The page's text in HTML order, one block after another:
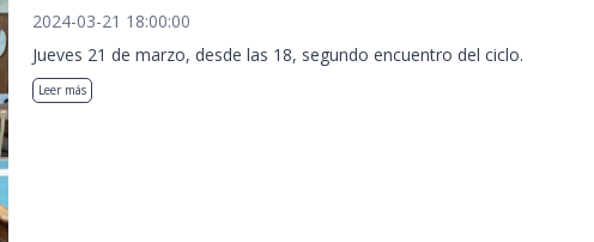
2024-03-21 18:00:00
Jueves 21 de marzo, desde las 18, segundo encuentro del ciclo.
Leer más